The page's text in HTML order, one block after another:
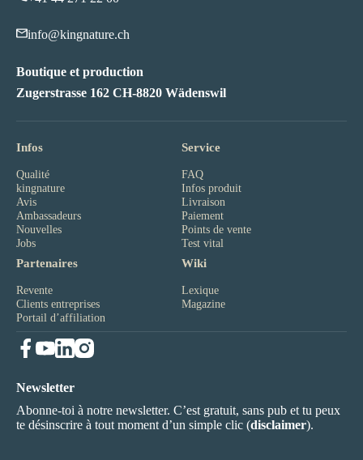
info@kingnature.ch
Boutique et production
Zugerstrasse 162 CH-8820 Wädenswil
Infos
Qualité
kingnature
Avis
Ambassadeurs
Nouvelles
Jobs
Service
FAQ
Infos produit
Livraison
Paiement
Points de vente
Test vital
Partenaires
Revente
Clients entreprises
Portail d’affiliation
Wiki
Lexique
Magazine
Newsletter
Abonne-toi à notre newsletter. C’est gratuit, sans pub et tu peux
te désinscrire à tout moment d’un simple clic (disclaimer).